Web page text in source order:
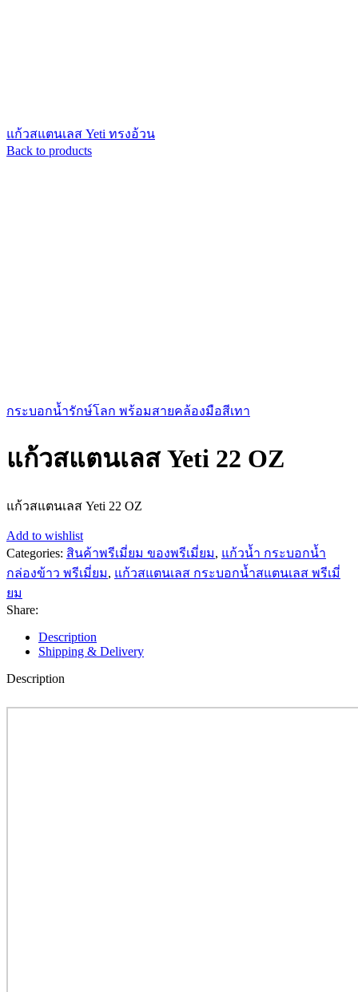
แก้วสแตนเลส Yeti ทรงอ้วน
Back to products
กระบอกน้ำรักษ์โลก พร้อมสายคล้องมือสีเทา
แก้วสแตนเลส Yeti 22 OZ
แก้วสแตนเลส Yeti 22 OZ
Add to wishlist
Categories: สินค้าพรีเมี่ยม ของพรีเมี่ยม, แก้วน้ำ กระบอกน้ำ
กล่องข้าว พรีเมี่ยม, แก้วสแตนเลส กระบอกน้ำสแตนเลส พรีเมี่
ยม
Share:
Description
Shipping & Delivery
Description